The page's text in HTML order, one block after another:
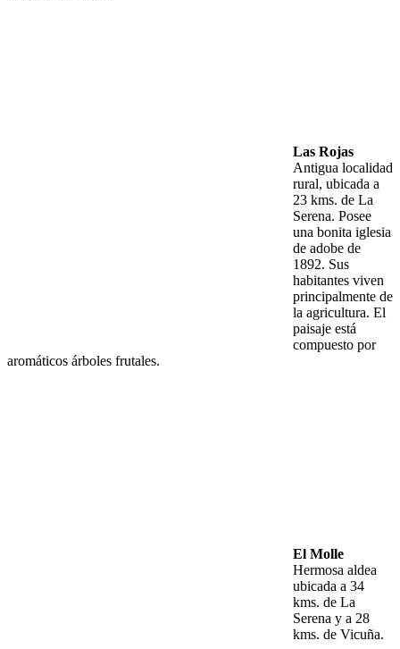
Las Rojas
Antigua localidad
rural, ubicada a
23 kms. de La
Serena. Posee
una bonita iglesia
de adobe de
1892. Sus
habitantes viven
principalmente de
la agricultura. El
paisaje está
compuesto por
aromáticos árboles frutales.
El Molle
Hermosa aldea
ubicada a 34
kms. de La
Serena y a 28
kms. de Vicuña.